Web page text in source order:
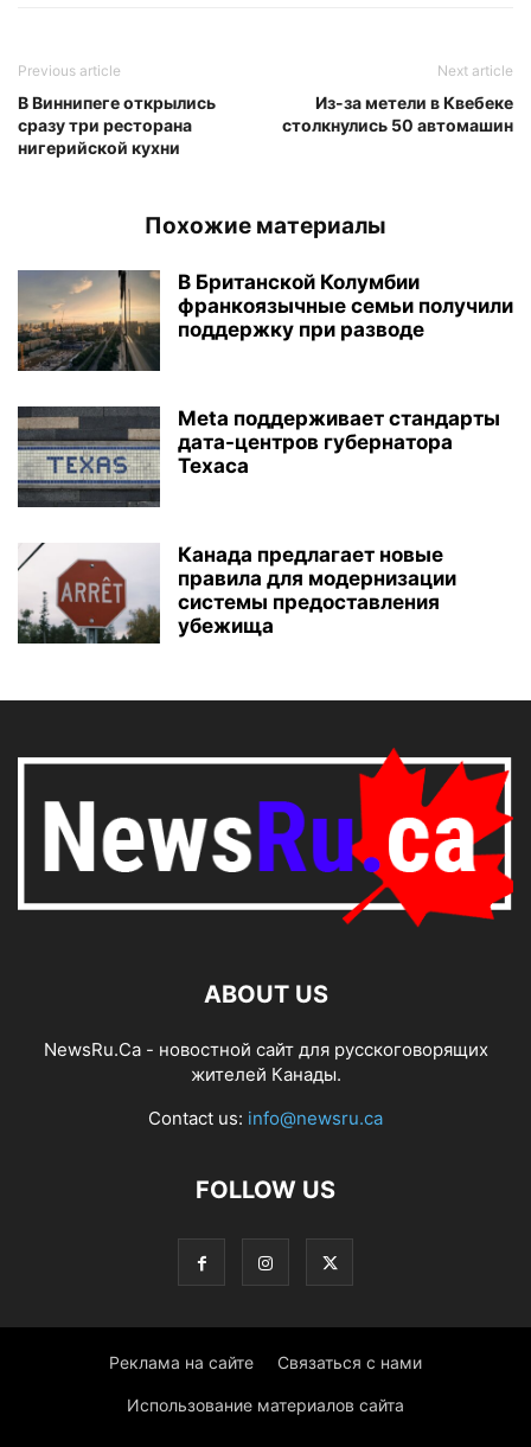
Previous article
В Виннипеге открылись
сразу три ресторана
нигерийской кухни
Next article
Из-за метели в Квебеке
столкнулись 50 автомашин
Похожие материалы
В Британской Колумбии
франкоязычные семьи получили
поддержку при разводе
Meta поддерживает стандарты
дата-центров губернатора
Техаса
Канада предлагает новые
правила для модернизации
системы предоставления
убежища
ABOUT US
NewsRu.Ca - новостной сайт для русскоговорящих
жителей Канады.
Contact us: info@newsru.ca
FOLLOW US
Реклама на сайте Связаться с нами
Использование материалов сайта